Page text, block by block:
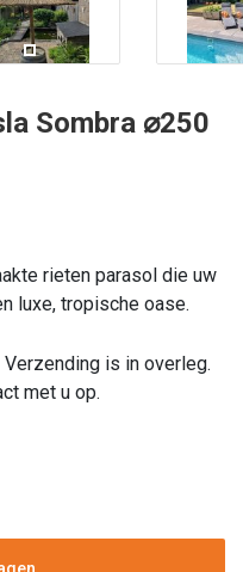
Sombra ⌀250
rieten parasol die uw
luxe, tropische oase.
is in overleg.
met u op.